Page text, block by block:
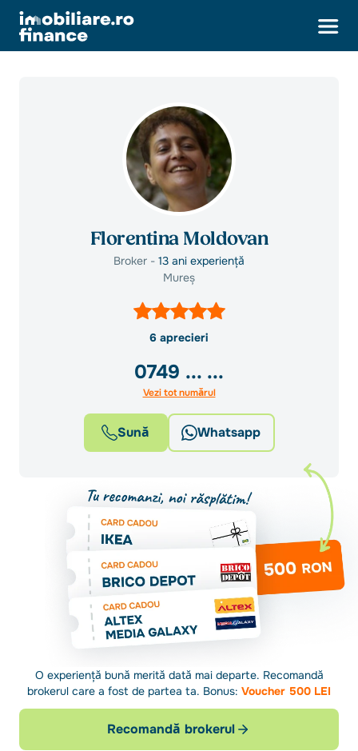
Florentina Moldovan
Broker - 13 ani experiență
Mureș
6 aprecieri
0749 ... ...
Vezi tot numărul
Sună Whatsapp
O experiență bună merită dată mai departe. Recomandă
brokerul care a fost de partea ta. Bonus: Voucher 500 LEI
Recomandă brokerul